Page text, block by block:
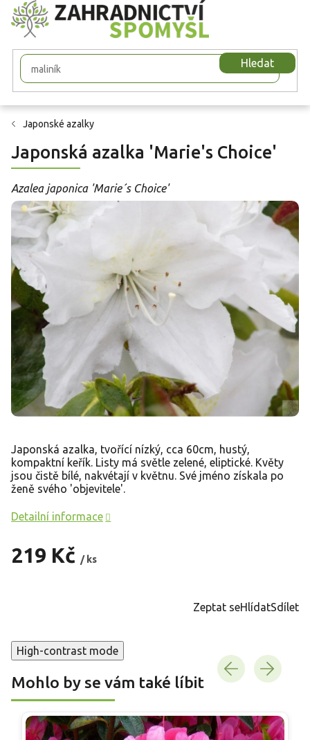
Přejít
na
obsah
Hledat
Japonské azalky
Japonská azalka 'Marie's Choice'
Azalea japonica 'Marie´s Choice'
219 Kč / ks
Japonská azalka, tvořící nízký, cca 60cm, hustý,
kompaktní keřík. Listy má světle zelené, eliptické. Květy
jsou čistě bílé, nakvétají v květnu. Své jméno získala po
ženě svého 'objevitele'.
Detailní informace
Zeptat seHlídatSdílet
High-contrast mode
Mohlo by se vám také líbit